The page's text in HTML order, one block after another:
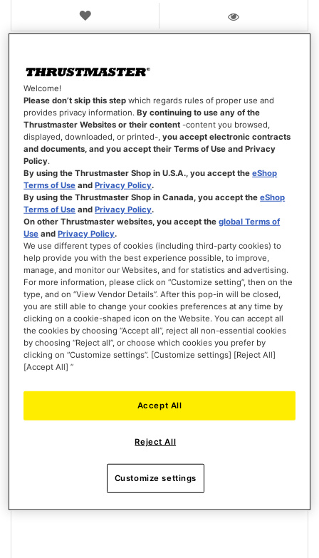
VERLANGLIJST
EVO RACING 32R LEATHER
€ 299,99
IN WINKELWAGEN
Welcome!
Please don’t skip this step which regards rules of proper use and
provides privacy information.By continuing to use any of the
Thrustmaster Websites or their content -content you browsed,
displayed, downloaded, or printed-,you accept electronic contracts
and documents, and you accept their Terms of Use and Privacy
Policy.
By using the Thrustmaster Shop in U.S.A., you accept theeShop
Terms of Use andPrivacy Policy.
By using the Thrustmaster Shop in Canada, you accept theeShop
Terms of Use andPrivacy Policy.
On other Thrustmaster websites, you accept theglobal Terms of
Use andPrivacy Policy.
We use different types of cookies (including third-party cookies) to
help provide you with the best experience possible, to improve,
manage, and monitor our Websites, and for statistics and advertising.
For more information, please click on “Customize setting”, then on the
type, and on “View Vendor Details”. After this pop-in will be closed,
you are still able to change your cookies preferences at any time by
clicking on a cookie-shaped icon on the Website. You can accept all
the cookies by choosing “Accept all”, reject all non-essential cookies
by choosing “Reject all”, or choose which cookies you prefer by
clicking on “Customize settings”. [Customize settings] [Reject All]
[Accept All] ”
Reject All
Accept All
Customize settings